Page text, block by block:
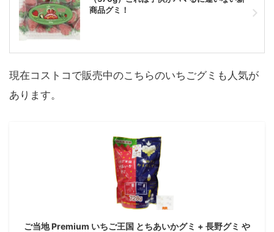
商品グミ！
現在コストコで販売中のこちらのいちごグミも人気が
あります。
ご当地 Premium いちご王国 とちあいかグミ + 長野グミ や